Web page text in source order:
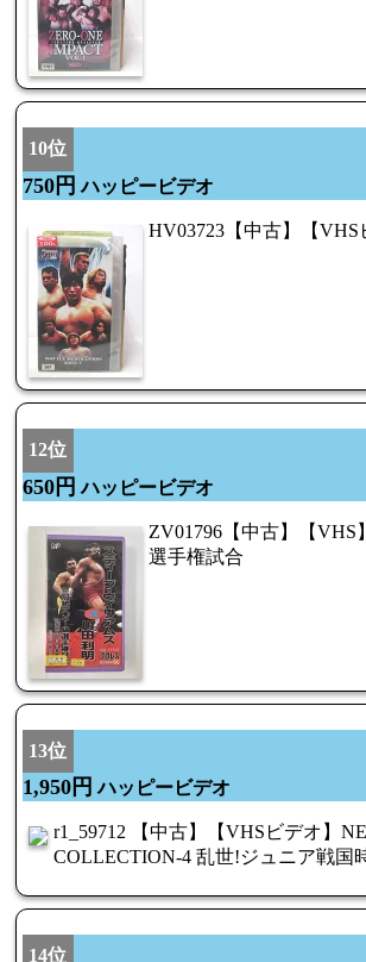
10位
750円 ハッピービデオ
HV03723【中古】【VHS
12位
650円 ハッピービデオ
ZV01796【中古】【VHS
選手権試合
13位
1,950円 ハッピービデオ
r1_59712 【中古】【VHSビデオ】
COLLECTION-4 乱世!ジュニア戦国
14位